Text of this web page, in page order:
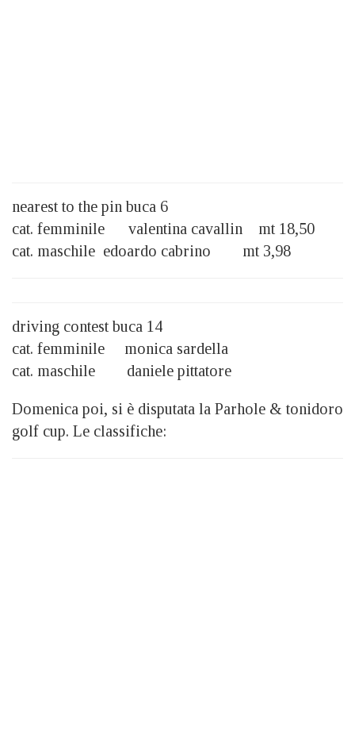
nearest to the pin buca 6
cat. femminile valentina cavallin mt 18,50
cat. maschile edoardo cabrino mt 3,98
driving contest buca 14
cat. femminile monica sardella
cat. maschile daniele pittatore
Domenica poi, si è disputata la Parhole & tonidoro
golf cup. Le classifiche: